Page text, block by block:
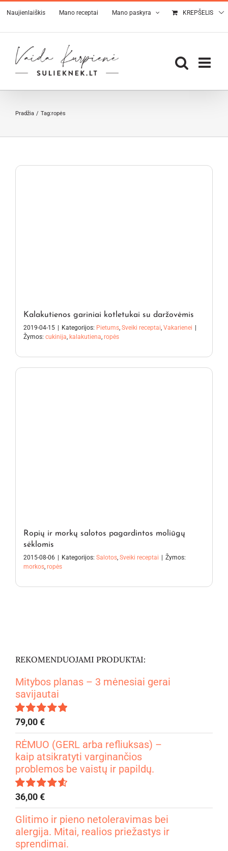
Skip
to
content
Naujienlaiškis Mano receptai Mano paskyra KREPŠELIS
Pradžia Tag:ropės
Kalakutienos gariniai kotletukai su daržovėmis
2019-04-15 Kategorijos: Pietums, Sveiki receptai, Vakarienei
Žymos: cukinija, kalakutiena, ropės
Ropių ir morkų salotos pagardintos moliūgų
sėklomis
2015-08-06 | Kategorijos: Salotos Sveiki receptai | Žymos:
morkos ropės
REKOMENDUOJAMI PRODUKTAI:
Mitybos planas – 3 mėnesiai gerai
savijautai
Įvertinimas:
4.99iš 5
79,00€
RĖMUO (GERL arba refliuksas) –
kaip atsikratyti varginančios
problemos be vaistų ir papildų.
Įvertinimas:
4.67iš 5
36,00€
Glitimo ir pieno netoleravimas bei
alergija. Mitai, realios priežastys ir
sprendimai.